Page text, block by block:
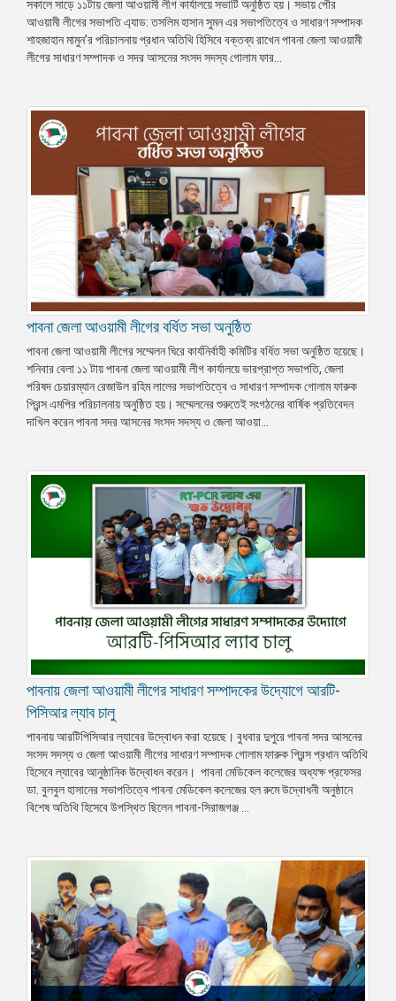
সকালে সাড়ে ১১টায় জেলা আওয়ামী লীগ কার্যালয়ে সভাটি অনুষ্ঠিত হয়। সভায় পৌর
আওয়ামী লীগের সভাপতি এ্যাড: তসলিম হাসান সুমন এর সভাপতিত্বে ও সাধারণ সম্পাদক
শাহজাহান মামুন’র পরিচালনায় প্রধান অতিথি হিসিবে বক্তব্য রাখেন পাবনা জেলা আওয়ামী
লীগের সাধারণ সম্পাদক ও সদর আসনের সংসদ সদস্য গোলাম ফার...
পাবনা জেলা আওয়ামী লীগের বর্ধিত সভা অনুষ্ঠিত
পাবনা জেলা আওয়ামী লীগের সম্মেলন ঘিরে কার্যনির্বাহী কমিটির বর্ধিত সভা অনুষ্ঠিত হয়েছে।
শনিবার বেলা ১১ টায় পাবনা জেলা আওয়ামী লীগ কার্যালয়ে ভারপ্রাপ্ত সভাপতি, জেলা
পরিষদ চেয়ারম্যান রেজাউল রহিম লালের সভাপতিত্বে ও সাধারণ সম্পাদক গোলাম ফারুক
প্রিন্স এমপির পরিচালনায় অনুষ্ঠিত হয়। সম্মেলনের শুরুতেই সংগঠনের বার্ষিক প্রতিবেদন
দাখিল করেন পাবনা সদর আসনের সংসদ সদস্য ও জেলা আওয়া...
পাবনায় জেলা আওয়ামী লীগের সাধারণ সম্পাদকের উদ্যোগে আরটি-
পিসিআর ল্যাব চালু
পাবনায় আরটিপিসিআর ল্যাবের উদ্বোধন করা হয়েছে। বুধবার দুপুরে পাবনা সদর আসনের
সংসদ সদস্য ও জেলা আওয়ামী লীগের সাধারণ সম্পাদক গোলাম ফারুক প্রিন্স প্রধান অতিথি
হিসেবে ল্যাবের আনুষ্ঠানিক উদ্বোধন করেন। পাবনা মেডিকেল কলেজের অধ্যক্ষ প্রফেসর
ডা. বুলবুল হাসানের সভাপতিত্বে পাবনা মেডিকেল কলেজের হল রুমে উদ্বোধনী অনুষ্ঠানে
বিশেষ অতিথি হিসেবে উপস্থিত ছিলেন পাবনা-সিরাজগঞ্জ ...